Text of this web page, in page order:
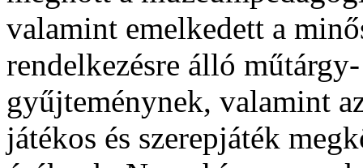
valamint emelkedett a
rendelkezésre álló
gyűjteménynek, valamint
játékos és szerepjáték